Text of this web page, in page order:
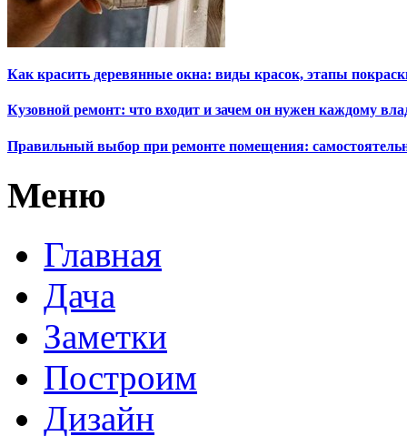
Как красить деревянные окна: виды красок, этапы
Кузовной ремонт: что входит и зачем он нужен каждому
Правильный выбор при ремонте помещения:
Меню
Главная
Дача
Заметки
Построим
Дизайн